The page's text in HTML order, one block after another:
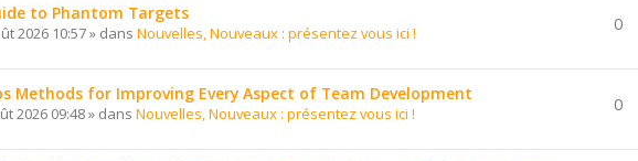
to Phantom Targets
2026 10:57» dans Nouvelles, Nouveaux : présentez vous ici ! 0
Methods for Improving Every Aspect of Team Development
2026 09:48» dans Nouvelles, Nouveaux : présentez vous ici ! 0